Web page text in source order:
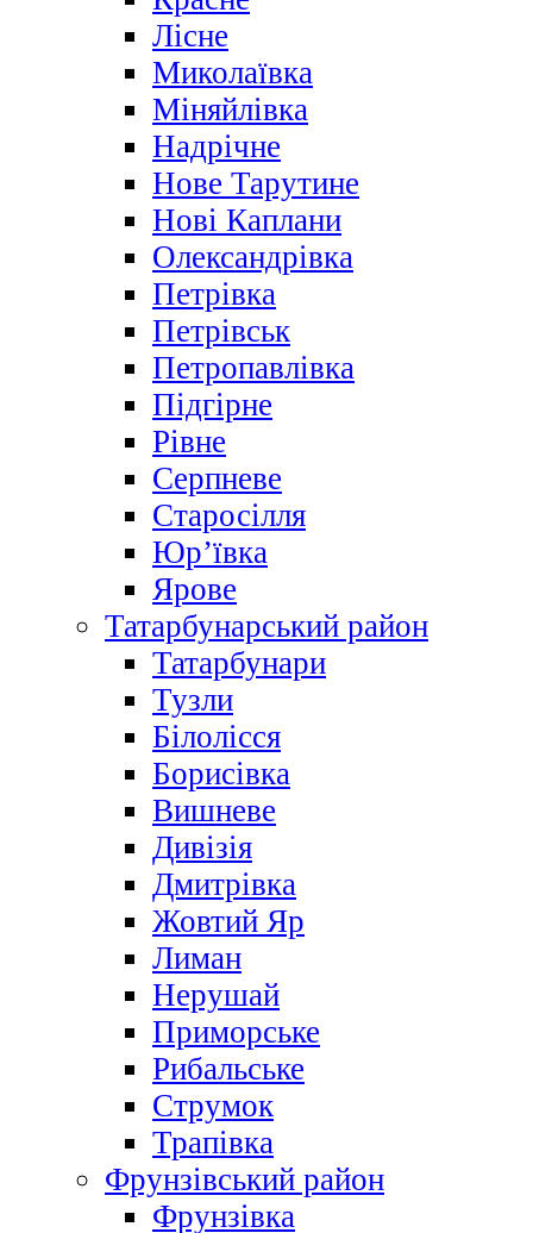
Лісне
Миколаївка
Міняйлівка
Надрічне
Нове Тарутине
Нові Каплани
Олександрівка
Петрівка
Петрівськ
Петропавлівка
Підгірне
Рівне
Серпневе
Старосілля
Юр’ївка
Ярове
Татарбунарський район
Татарбунари
Тузли
Білолісся
Борисівка
Вишневе
Дивізія
Дмитрівка
Жовтий Яр
Лиман
Нерушай
Приморське
Рибальське
Струмок
Трапівка
Фрунзівський район
Фрунзівка